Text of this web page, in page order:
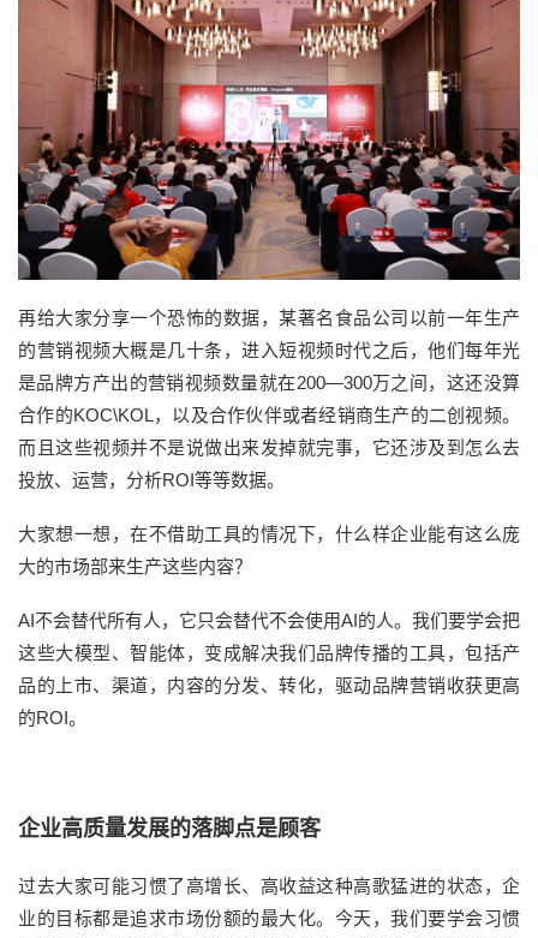
再给大家分享一个恐怖的数据，某著名食品公司以前一年生产
的营销视频大概是几十条，进入短视频时代之后，他们每年光
是品牌方产出的营销视频数量就在200—300万之间，这还没算
合作的KOC\KOL，以及合作伙伴或者经销商生产的二创视频。
而且这些视频并不是说做出来发掉就完事，它还涉及到怎么去
投放、运营，分析ROI等等数据。
大家想一想，在不借助工具的情况下，什么样企业能有这么庞
大的市场部来生产这些内容？
AI不会替代所有人，它只会替代不会使用AI的人。我们要学会把
这些大模型、智能体，变成解决我们品牌传播的工具，包括产
品的上市、渠道，内容的分发、转化，驱动品牌营销收获更高
的ROI。
企业高质量发展的落脚点是顾客
过去大家可能习惯了高增长、高收益这种高歌猛进的状态，企
业的目标都是追求市场份额的最大化。今天，我们要学会习惯